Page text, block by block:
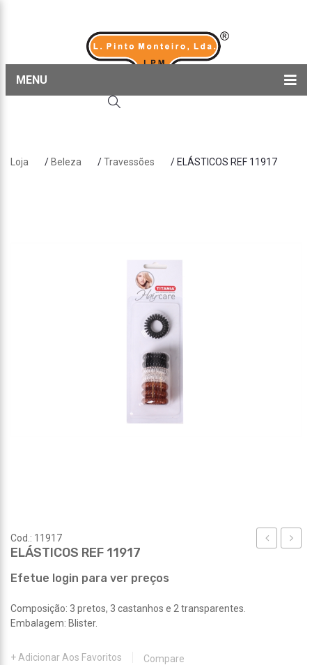
MENU
Sobre nós
Loja / Beleza /Travessões / ELÁSTICOS REF 11917
Cod.: 11917
ELÁSTICOS REF 11917
Efetue login para ver preços
Composição: 3 pretos, 3 castanhos e 2 transparentes.
Embalagem: Blister.
Adicionar Aos Favoritos Compare